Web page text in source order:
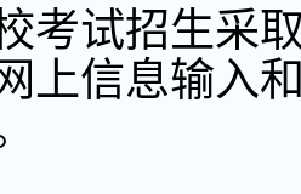
考试招生采
上信息输入